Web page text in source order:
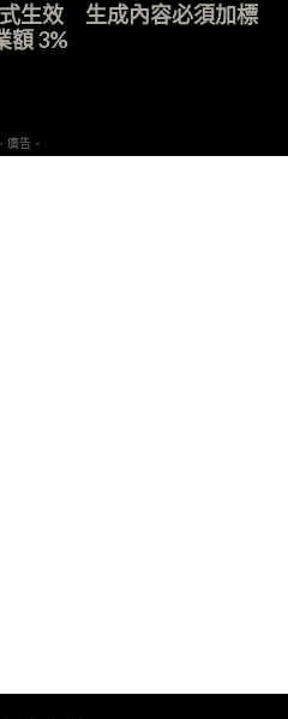
生效 生成內容必須加標
額 3%
- 廣告 -